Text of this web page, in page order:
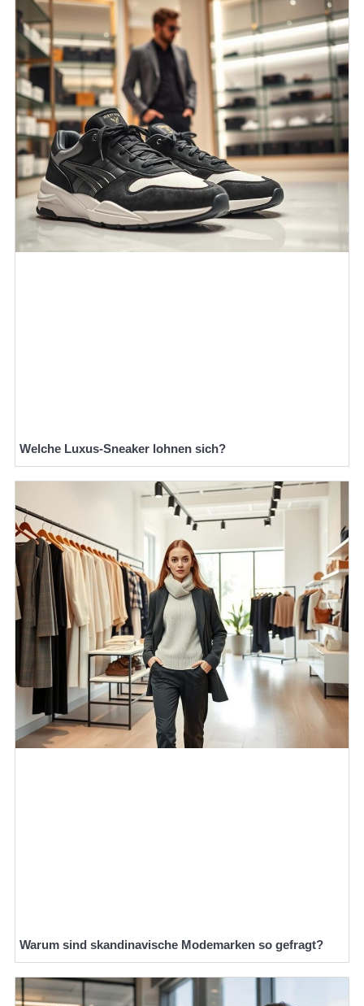
Welche Luxus-Sneaker lohnen sich?
Warum sind skandinavische Modemarken so gefragt?